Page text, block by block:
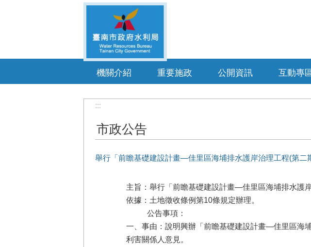
機關介紹 重要施政 公開資訊 互動專
:::
市政公告
舉行「前瞻基礎建設計畫—佳里區海埔排水護岸治理工程(第二
主旨：舉行「前瞻基礎建設計畫—佳里區海埔排水護
依據：土地徵收條例第10條規定辦理。
公告事項：
一、事由：說明興辦「前瞻基礎建設計畫—佳里區海
利害關係人意見。